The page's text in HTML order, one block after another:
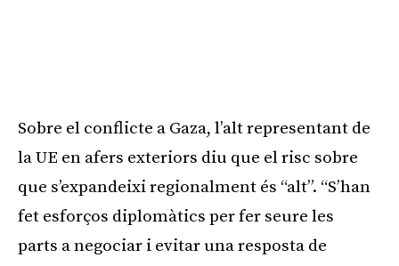
Sobre el conflicte a Gaza, l’alt representant de
la UE en afers exteriors diu que el risc sobre
que s’expandeixi regionalment és “alt”. “S’han
fet esforços diplomàtics per fer seure les
parts a negociar i evitar una resposta de